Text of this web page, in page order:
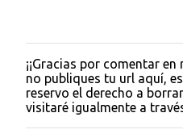
P
u
b
l
i
¡¡Gracias por comentar
no publiques tu url aquí,
reservo el derecho a
visitaré igualmente a